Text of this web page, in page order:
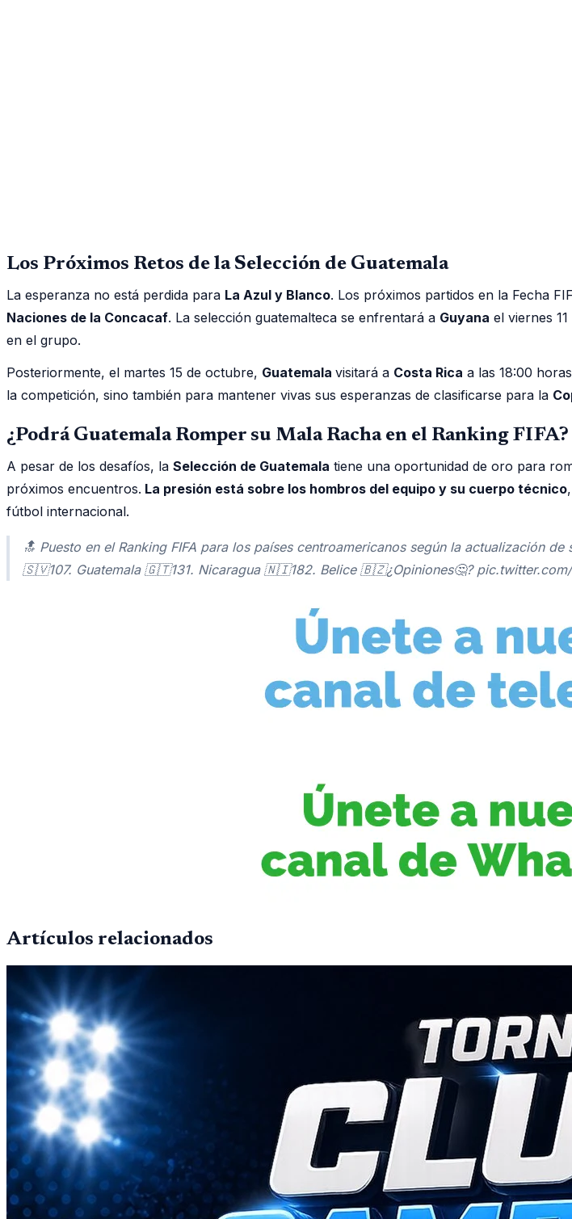
Los Próximos Retos de la Selección de Guatemala
La esperanza no está perdida para La Azul y Blanco. Los próximos partidos en la Fecha
Naciones de la Concacaf. La selección guatemalteca se enfrentará a Guyana el viernes
en el grupo.
Posteriormente, el martes 15 de octubre, Guatemala visitará a Costa Rica a las 18:00
la competición, sino también para mantener vivas sus esperanzas de clasificarse para la
¿Podrá Guatemala Romper su Mala Racha en el Ranking FIFA?
A pesar de los desafíos, la Selección de Guatemala tiene una oportunidad de oro para
próximos encuentros. La presión está sobre los hombros del equipo y su cuerpo técnico
fútbol internacional.
🔝 Puesto en el Ranking FIFA para los países centroamericanos según la
🇸🇻107. Guatemala 🇬🇹131. Nicaragua 🇳🇮182. Belice 🇧🇿¿Opiniones🤔? pic.twitter.com/
Artículos relacionados